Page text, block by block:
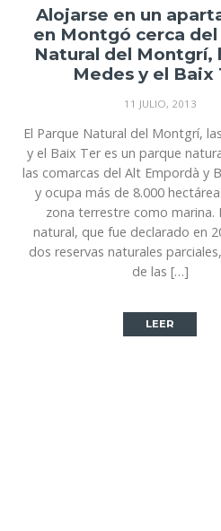
Alojarse en un
en Montgó cerca del
Natural del Montgrí,
Medes y el Baix
11 JULIO, 2013
El Parque Natural del Montgrí,
y el Baix Ter es un parque
las comarcas del Alt Empordà y
y ocupa más de 8.000
zona terrestre como marina.
natural, que fue declarado en
dos reservas naturales
de las […]
LEER